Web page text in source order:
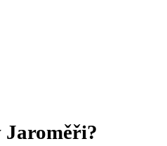
Jaroměři?